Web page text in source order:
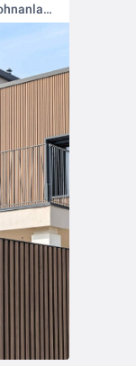
Metallfassade in Holzoptik für Wohnanlage in Italien 🪵